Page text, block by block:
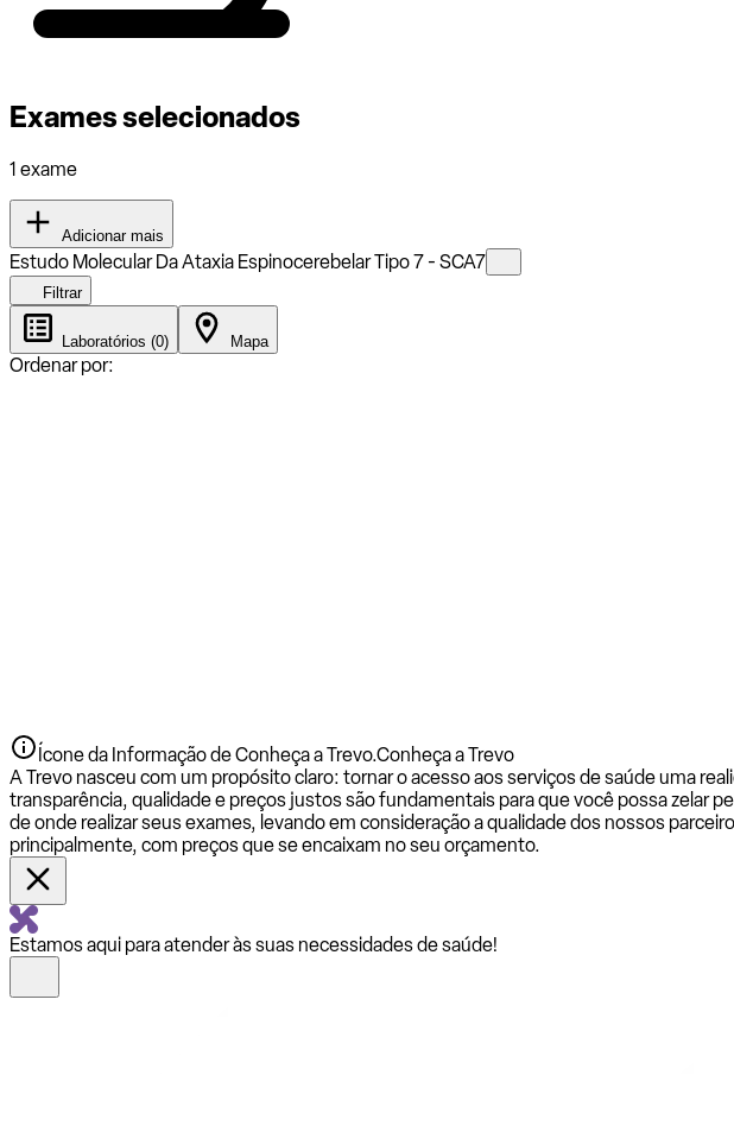
Exames selecionados
1 exame
Adicionar mais
Estudo Molecular Da Ataxia Espinocerebelar Tipo 7 - SCA7
Filtrar
Laboratórios (0) Mapa
Ordenar por:
Ícone da Informação de Conheça a Trevo.Conheça a Trevo
A Trevo nasceu com um propósito claro: tornar o acesso aos serviços de saúde uma
transparência, qualidade e preços justos são fundamentais para que você possa zelar
de onde realizar seus exames, levando em consideração a qualidade dos nossos
principalmente, com preços que se encaixam no seu orçamento.
Estamos aqui para atender às suas necessidades de saúde!